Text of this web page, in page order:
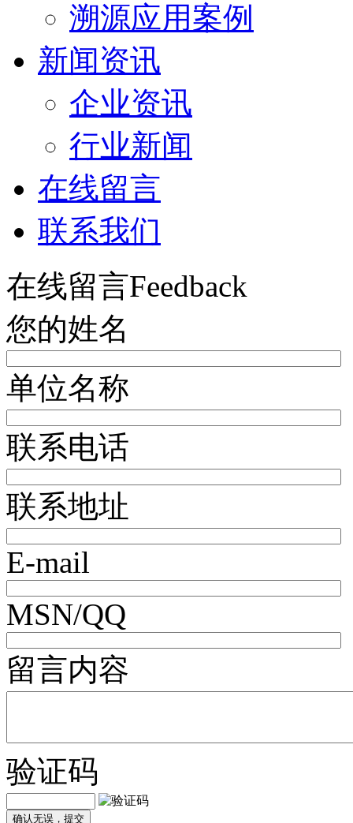
溯源应用案例
新闻资讯
企业资讯
行业新闻
在线留言
联系我们
在线留言Feedback
您的姓名
单位名称
联系电话
联系地址
E-mail
MSN/QQ
留言内容
验证码